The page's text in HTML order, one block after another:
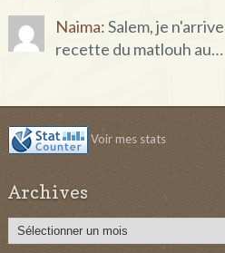
Naima:Salem, je
recette du matlouh au…
Voir mes stats
Archives
Archives